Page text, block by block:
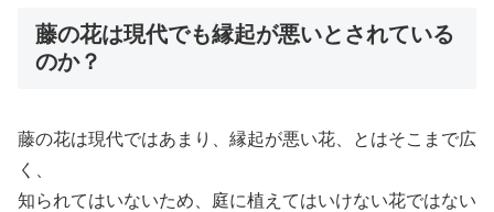
藤の花は現代でも縁起が悪いとされている
のか？
藤の花は現代ではあまり、縁起が悪い花、とはそこまで広
く、
知られてはいないため、庭に植えてはいけない花ではない